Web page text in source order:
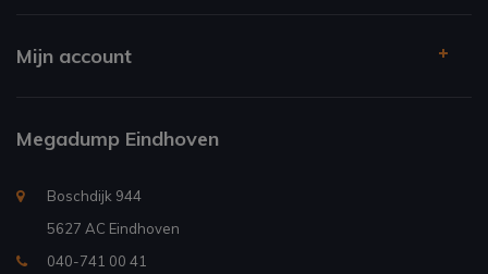
Mijn account
Megadump Eindhoven
Boschdijk 944
5627 AC Eindhoven
040-741 00 41